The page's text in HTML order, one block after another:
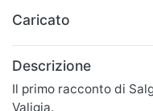
Caricato
Descrizione
Il primo racconto di
Valigia.